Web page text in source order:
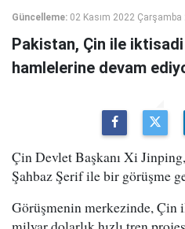
Güncelleme: 02 Kasım 2022 Çarşamba
Pakistan, Çin ile
hamlelerine devam
Çin Devlet Başkanı Xi
Şahbaz Şerif ile bir görüşme
Görüşmenin merkezinde, Çin